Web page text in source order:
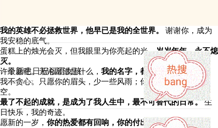
我的英雄不必拯救世界，他早已是我的全世界。
谢谢你，成为
我安稳的底气。
蛋糕上的烛光会灭，但我眼里为你亮起的光，岁岁年年，永不熄
灭。
许个愿吧。无论愿望是什么， 我的名字，都算自动实现。
我不贪心。只愿你的眉头，少一些风雨；你的笑容，永远有晴
空。
最了不起的成就，是成为了我人生中，最不可替代的日常。生
日快乐，我的奇迹。
愿新的一岁， 你的热爱都有回响，你的付出都被珍藏。
最新生日祝福语女孩
2026-08-07